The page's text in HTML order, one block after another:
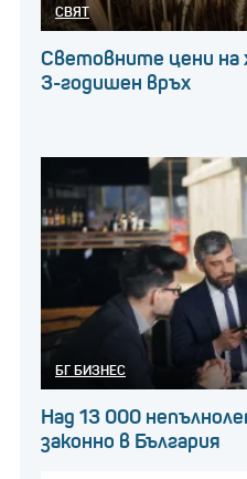
СВЯТ
Световните цени на
3-годишен връх
БГ БИЗНЕС
Над 13 000
законно в България